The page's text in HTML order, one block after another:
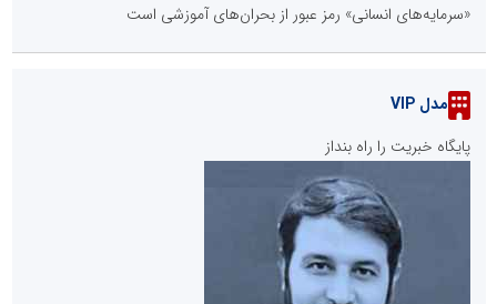
«سرمایه‌های انسانی» رمز عبور از بحران‌های آموزشی است
مدل VIP
پایگاه خبریت را راه بنداز